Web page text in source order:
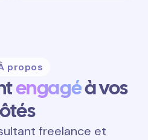
propos
engagéà vos
freelance et